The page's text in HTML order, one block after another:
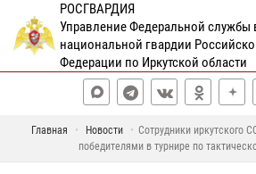
РОСГВАРДИЯ
Управление Федеральной службы
национальной гвардии
Федерации по Иркутской области
Главная Новости
Сотрудники иркутского
победителями в турнире по